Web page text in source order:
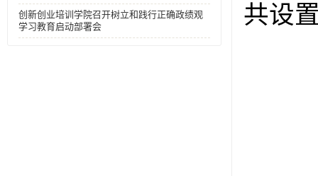
创新创业培训学院召开树立和践行正确政绩观
学习教育启动部署会
共设